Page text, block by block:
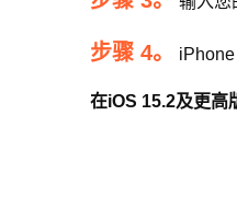
步骤 4。
在iOS 15.2及更高